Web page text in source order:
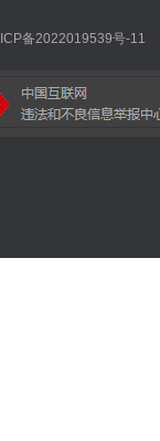
备2022019539号-11